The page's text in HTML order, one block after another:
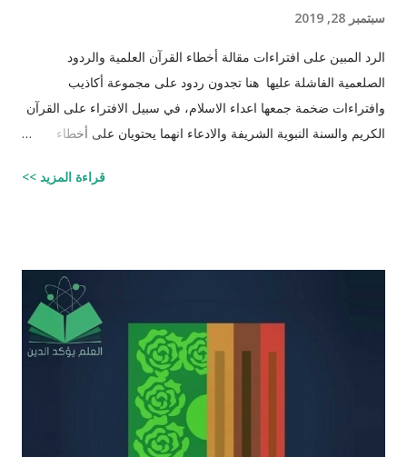
سبتمبر 28, 2019
الرد المبين على افتراءات مقالة أخطاء القرآن العلمية والردود
الصلعمية الفاشلة عليها هنا تجدون ردود على مجموعة أكاذيب
وافتراءات ضخمة جمعها اعداء الاسلام، في سبيل الافتراء على القرآن
الكريم والسنة النبوية الشريفة والادعاء انهما يحتويان على أخطاء
والردود الصلعمية الفاشلة عليها " وقد أبقيت على كل افتراء واتبعته
الافتراء : 1 - زوجيّة الأشياء في القرآن : مِنْ كُلِّ شَيْءٍ خَلَقْنَا زَوْجَيْنِ
لَعَلَّكُمْ تَذَكَّرُونَ / الذاريات : 49 وَمِنْ كُلِّ الثَّمَرَاتِ جَعَلَ فِيهَا زَوْجَيْنِ
اثْنَيْنِ / الرعد : 3 حَتَّى إِذَا جَاءَ أَمْرُنَا وَفَارَ التَّنُّورُ قُلْنَا احْمِلْ فِيهَا مِنْ كُلٍّ
زَوْجَيْنِ اثْنَيْنِ / هود : 11 و اذا طبقنا هذه الآبات وجدنا فيها شيئاً من
قراءة المزيد >>